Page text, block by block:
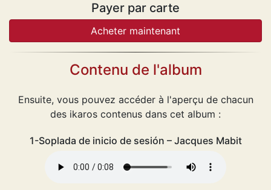
Payer par carte
Contenu de l'album
Ensuite, vous pouvez accéder à l'aperçu de chacun
des ikaros contenus dans cet album :
1-Soplada de inicio de sesión – Jacques Mabit